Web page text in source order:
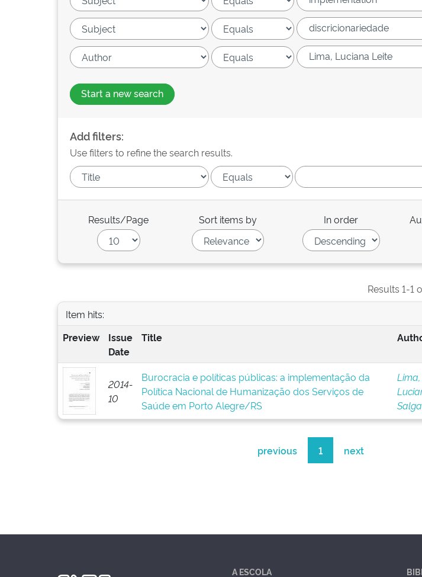
Start a new search
Add filters:
Use filters to refine the search results.
Results/Page Sort items by In order
Results 1-1
Item hits:
Preview
Issue
Date
Title
2014-
10
Burocracia e políticas públicas: a implementação da
Política Nacional de Humanização dos Serviços de
Saúde em Porto Alegre/RS
previous 1 next
A ESCOLA